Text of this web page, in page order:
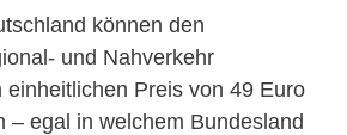
können den
und Nahverkehr
einheitlichen Preis von 49 Euro
– egal in welchem Bundesland